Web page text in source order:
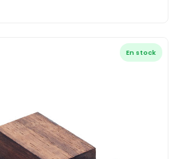
En stock